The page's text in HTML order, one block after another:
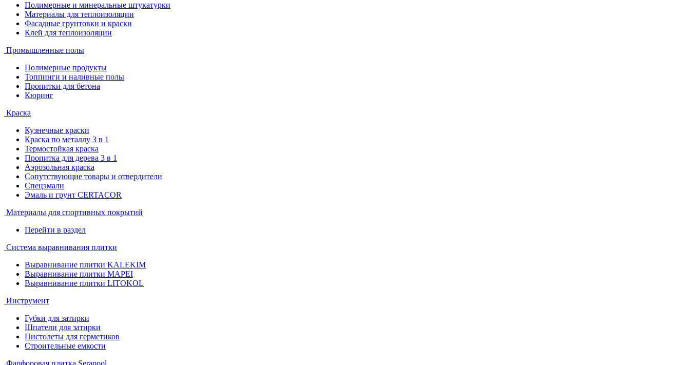
Полимерные и минеральные штукатурки
Материалы для теплоизоляции
Фасадные грунтовки и краски
Клей для теплоизоляции
Промышленные полы
Полимерные продукты
Топпинги и наливные полы
Пропитки для бетона
Кюринг
Краска
Кузнечные краски
Краска по металлу 3 в 1
Термостойкая краска
Пропитка для дерева 3 в 1
Аэрозольная краска
Сопутствующие товары и отвердители
Спецэмали
Эмаль и грунт CERTACOR
Материалы для спортивных покрытий
Перейти в раздел
Система выравнивания плитки
Выравнивание плитки KALEKIM
Выравнивание плитки MAPEI
Выравнивание плитки LITOKOL
Инструмент
Губки для затирки
Шпатели для затирки
Пистолеты для герметиков
Строительные емкости
Фарфоровая плитка Serapool